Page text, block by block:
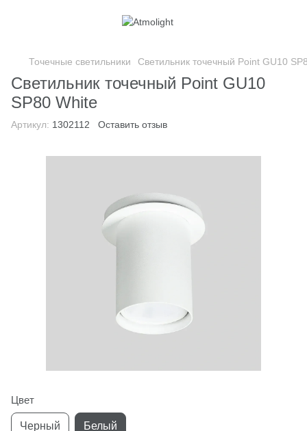
Точечные светильники Светильник точечный Point GU10
Светильник точечный Point GU10
SP80 White
Артикул: 1302112 Оставить отзыв
Цвет
Черный Белый